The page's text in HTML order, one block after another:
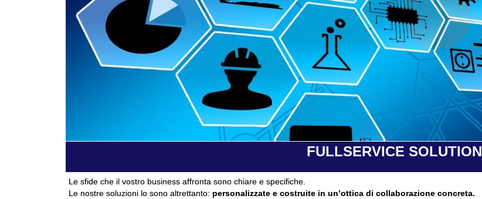
FULLSERVICE SOLUTION
Le sfide che il vostro business affronta sono chiare e specifiche.
Le nostre soluzioni lo sono altrettanto: personalizzate e costruite in un’ottica di collaborazione concreta.